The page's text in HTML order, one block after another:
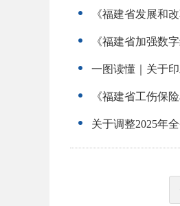
《福建省发展和
《福建省加强数
一图读懂｜关于
《福建省工伤保
关于调整2025年